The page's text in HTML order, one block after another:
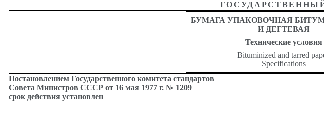
БУМАГА УПАКОВОЧНАЯ
И ДЕГТЕВАЯ
Технические условия
Bituminized and tarred
Specifications
Постановлением Государственного комитета стандартов
Совета Министров СССР от 16 мая 1977 г. № 1209
срок действия установлен